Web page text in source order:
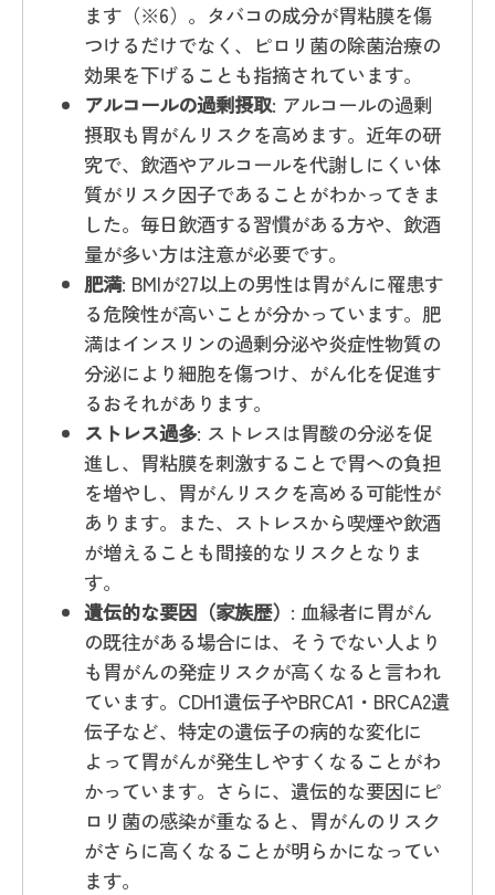
ます（※6）。タバコの成分が胃粘膜を傷
つけるだけでなく、ピロリ菌の除菌治療の
効果を下げることも指摘されています。
アルコールの過剰摂取: アルコールの過剰
摂取も胃がんリスクを高めます。近年の研
究で、飲酒やアルコールを代謝しにくい体
質がリスク因子であることがわかってきま
した。毎日飲酒する習慣がある方や、飲酒
量が多い方は注意が必要です。
肥満: BMIが27以上の男性は胃がんに罹患す
る危険性が高いことが分かっています。肥
満はインスリンの過剰分泌や炎症性物質の
分泌により細胞を傷つけ、がん化を促進す
るおそれがあります。
ストレス過多: ストレスは胃酸の分泌を促
進し、胃粘膜を刺激することで胃への負担
を増やし、胃がんリスクを高める可能性が
あります。また、ストレスから喫煙や飲酒
が増えることも間接的なリスクとなりま
す。
遺伝的な要因（家族歴） : 血縁者に胃がん
の既往がある場合には、そうでない人より
も胃がんの発症リスクが高くなると言われ
ています。CDH1遺伝子やBRCA1・BRCA2遺
伝子など、特定の遺伝子の病的な変化に
よって胃がんが発生しやすくなることがわ
かっています。さらに、遺伝的な要因にピ
ロリ菌の感染が重なると、胃がんのリスク
がさらに高くなることが明らかになってい
ます。